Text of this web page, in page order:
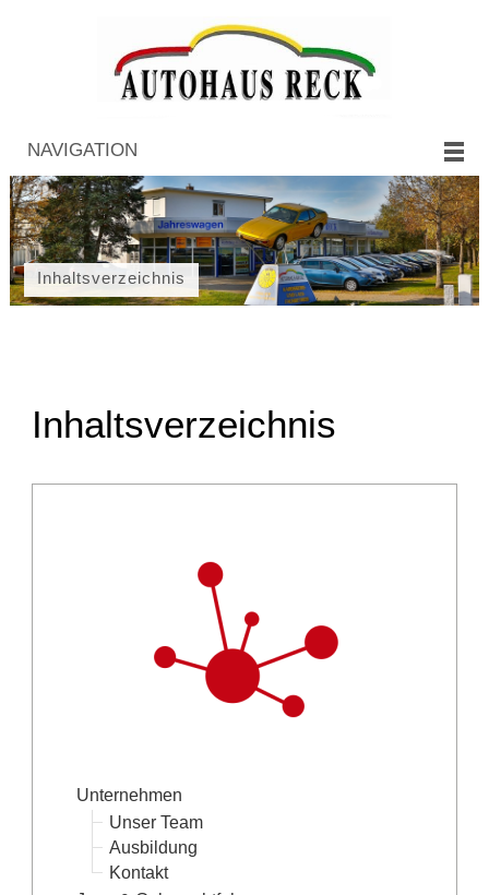
NAVIGATION
Inhaltsverzeichnis
Inhaltsverzeichnis
Unternehmen
Unser Team
Ausbildung
Kontakt